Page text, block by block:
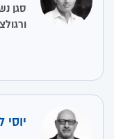
סגן
יוסי